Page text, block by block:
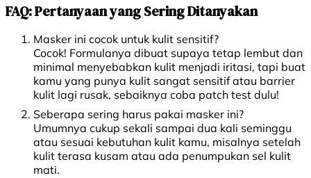
FAQ: Pertanyaan yang Sering Ditanyakan
Masker ini cocok untuk kulit sensitif?
Cocok! Formulanya dibuat supaya tetap lembut dan
minimal menyebabkan kulit menjadi iritasi, tapi buat
kamu yang punya kulit sangat sensitif atau barrier
kulit lagi rusak, sebaiknya coba patch test dulu!
Seberapa sering harus pakai masker ini?
Umumnya cukup sekali sampai dua kali seminggu
atau sesuai kebutuhan kulit kamu, misalnya setelah
kulit terasa kusam atau ada penumpukan sel kulit
mati.